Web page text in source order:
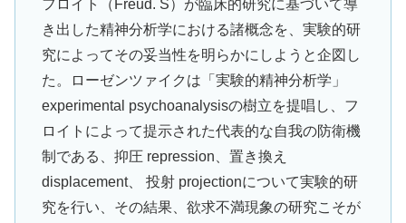
フロイト（Freud. S）が臨床的研究に基づいて導
き出した精神分析学における諸概念を、実験的研
究によってその妥当性を明らかにしようと企図し
た。ローゼンツァイクは「実験的精神分析学」
experimental psychoanalysisの樹立を提唱し、フ
ロイトによって提示された代表的な自我の防衛機
制である、抑圧 repression、置き換え
displacement、 投射 projectionについて実験的研
究を行い、その結果、欲求不満現象の研究こそが